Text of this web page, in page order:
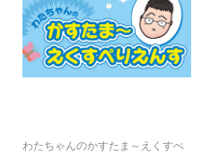
わたちゃんのかすたま～えくすぺ